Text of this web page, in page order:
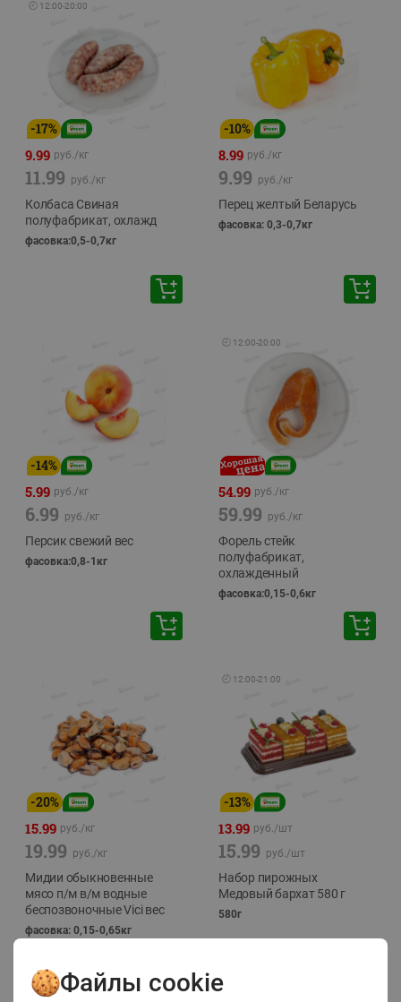
🕘 12:00-20:00
-17%
9.99 руб./кг
11.99 руб./кг
Колбаса Свиная
полуфабрикат, охлажд
фасовка:0,5-0,7кг
-10%
8.99 руб./кг
9.99 руб./кг
Перец желтый Беларусь
фасовка: 0,3-0,7кг
-14%
5.99 руб./кг
6.99 руб./кг
Персик свежий вес
фасовка:0,8-1кг
🕘 12:00-20:00
54.99 руб./кг
59.99 руб./кг
Форель стейк
полуфабрикат,
охлажденный
фасовка:0,15-0,6кг
-20%
15.99 руб./кг
19.99 руб./кг
Мидии обыкновенные
мясо п/м в/м водные
беспозвоночные Vici вес
фасовка: 0,15-0,65кг
🕘 12:00-21:00
-13%
13.99 руб./шт
15.99 руб./шт
Набор пирожных
Медовый бархат 580 г
580г
Файлы cookie